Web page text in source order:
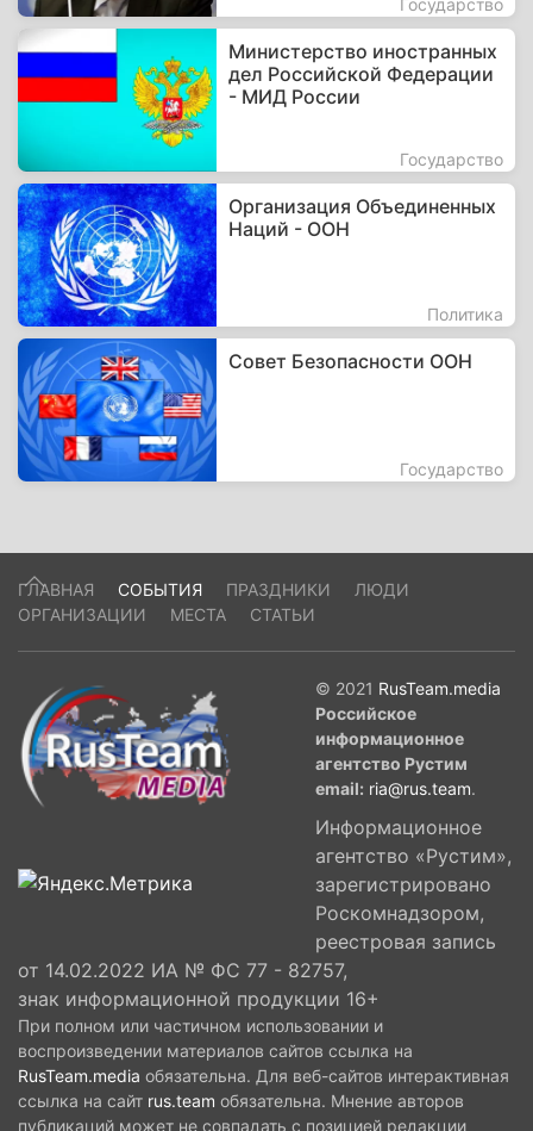
Государство
Министерство иностранных
дел Российской Федерации
- МИД России
Государство
Организация Объединенных
Наций - ООН
Политика
Совет Безопасности ООН
Государство
ГЛАВНАЯ СОБЫТИЯ ПРАЗДНИКИ
ЛЮДИ
ОРГАНИЗАЦИИ
МЕСТА СТАТЬИ
© 2021 RusTeam.media
Российское
информационное
агентство Рустим
email: ria@rus.team.
Информационное
агентство «Рустим»,
зарегистрировано
Роскомнадзором,
реестровая запись
от 14.02.2022 ИА № ФС 77 - 82757,
знак информационной продукции 16+
При полном или частичном использовании и
воспроизведении материалов сайтов ссылка на
RusTeam.media обязательна. Для веб-сайтов интерактивная
ссылка на сайт rus.team обязательна. Мнение авторов
публикаций может не совпадать с позицией редакции